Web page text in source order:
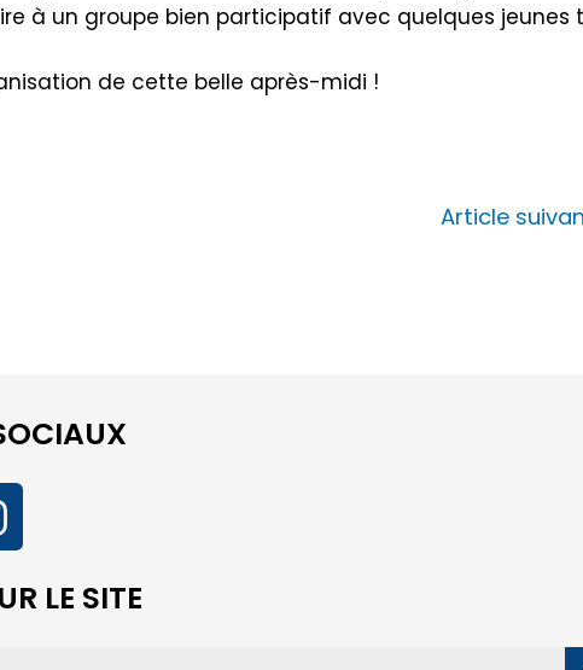
à un groupe bien participatif avec quelques jeunes
de cette belle après-midi !
Article
LE SITE